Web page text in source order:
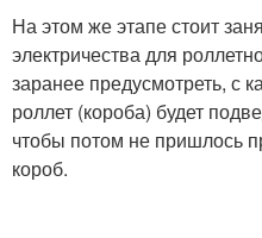
На этом же этапе стоит
электричества для
заранее предусмотреть, с
роллет (короба) будет
чтобы потом не пришлось
короб.